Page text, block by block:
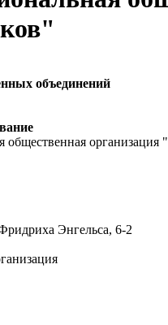
объединений
общественная
Энгельса, 6-2